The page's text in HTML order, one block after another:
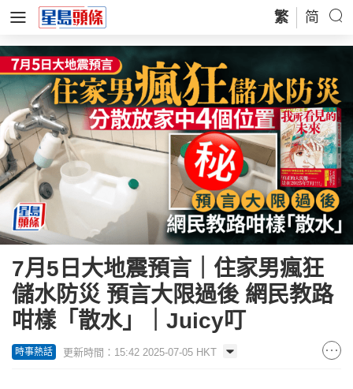
繁 简
7月5日大地震預言｜住家男瘋狂
儲水防災 預言大限過後 網民教路
咁樣「散水」｜Juicy叮
時事熱話 更新時間：15:42 2025-07-05 HKT